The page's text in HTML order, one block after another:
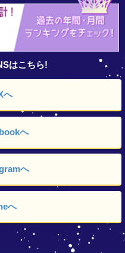
はこちら!
へ
へ
へ
へ